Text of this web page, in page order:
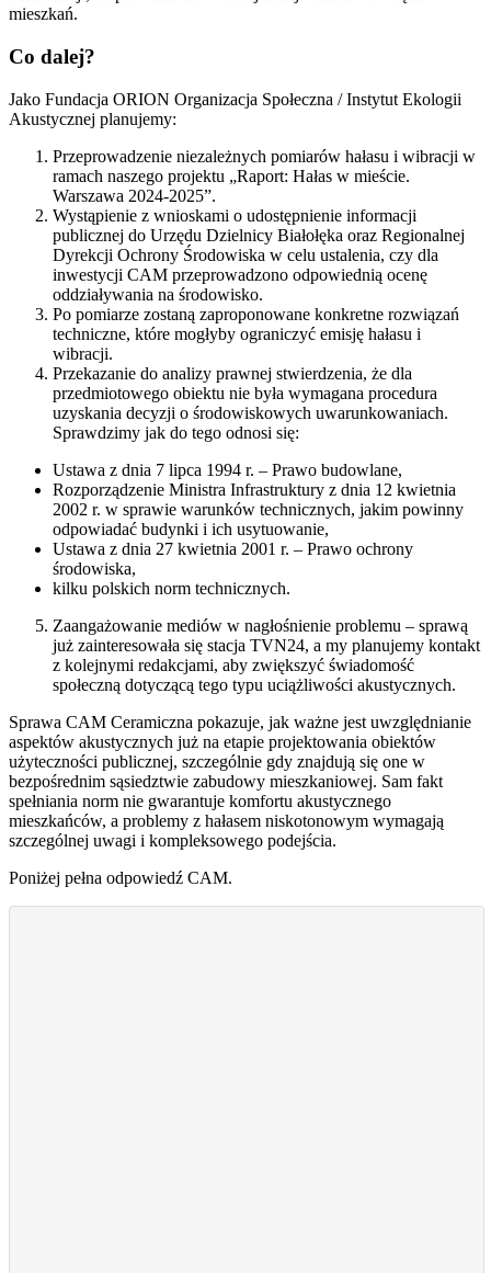
mieszkań.
Co dalej?
Jako Fundacja ORION Organizacja Społeczna / Instytut Ekologii
Akustycznej planujemy:
Przeprowadzenie niezależnych pomiarów hałasu i wibracji w
ramach naszego projektu „Raport: Hałas w mieście.
Warszawa 2024-2025”.
Wystąpienie z wnioskami o udostępnienie informacji
publicznej do Urzędu Dzielnicy Białołęka oraz Regionalnej
Dyrekcji Ochrony Środowiska w celu ustalenia, czy dla
inwestycji CAM przeprowadzono odpowiednią ocenę
oddziaływania na środowisko.
Po pomiarze zostaną zaproponowane konkretne rozwiązań
techniczne, które mogłyby ograniczyć emisję hałasu i
wibracji.
Przekazanie do analizy prawnej stwierdzenia, że dla
przedmiotowego obiektu nie była wymagana procedura
uzyskania decyzji o środowiskowych uwarunkowaniach.
Sprawdzimy jak do tego odnosi się:
Ustawa z dnia 7 lipca 1994 r. – Prawo budowlane,
Rozporządzenie Ministra Infrastruktury z dnia 12 kwietnia
2002 r. w sprawie warunków technicznych, jakim powinny
odpowiadać budynki i ich usytuowanie,
Ustawa z dnia 27 kwietnia 2001 r. – Prawo ochrony
środowiska,
kilku polskich norm technicznych.
Zaangażowanie mediów w nagłośnienie problemu – sprawą
już zainteresowała się stacja TVN24, a my planujemy kontakt
z kolejnymi redakcjami, aby zwiększyć świadomość
społeczną dotyczącą tego typu uciążliwości akustycznych.
Sprawa CAM Ceramiczna pokazuje, jak ważne jest uwzględnianie
aspektów akustycznych już na etapie projektowania obiektów
użyteczności publicznej, szczególnie gdy znajdują się one w
bezpośrednim sąsiedztwie zabudowy mieszkaniowej. Sam fakt
spełniania norm nie gwarantuje komfortu akustycznego
mieszkańców, a problemy z hałasem niskotonowym wymagają
szczególnej uwagi i kompleksowego podejścia.
Poniżej pełna odpowiedź CAM.